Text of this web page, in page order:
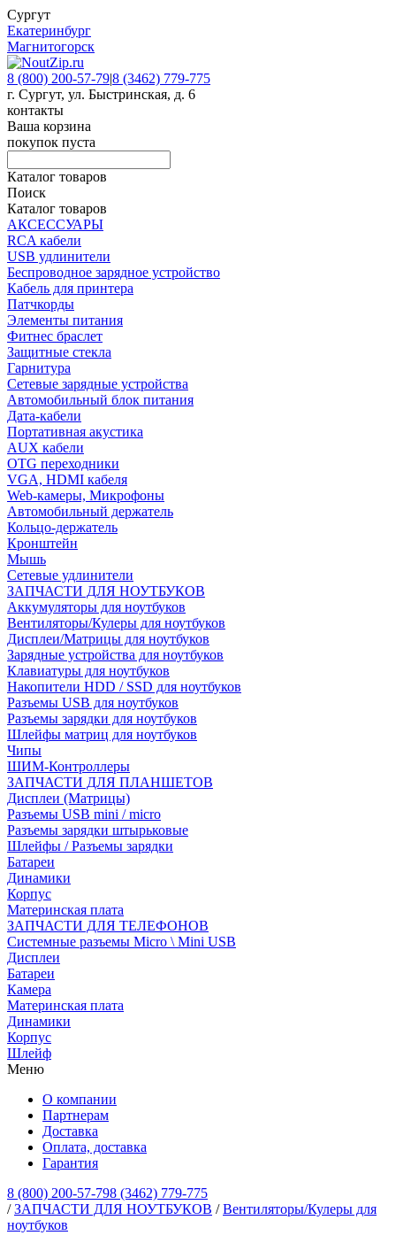
Сургут
Екатеринбург
Магнитогорск
8 (800) 200-57-79|8 (3462) 779-775
г. Сургут, ул. Быстринская, д. 6
контакты
Ваша корзина
покупок пуста
Каталог товаров
Поиск
Каталог товаров
АКСЕССУАРЫ
RCA кабели
USB удлинители
Беспроводное зарядное устройство
Кабель для принтера
Патчкорды
Элементы питания
Фитнес браслет
Защитные стекла
Гарнитура
Сетевые зарядные устройства
Автомобильный блок питания
Дата-кабели
Портативная акустика
AUX кабели
OTG переходники
VGA, HDMI кабеля
Web-камеры, Микрофоны
Автомобильный держатель
Кольцо-держатель
Кронштейн
Мышь
Сетевые удлинители
ЗАПЧАСТИ ДЛЯ НОУТБУКОВ
Аккумуляторы для ноутбуков
Вентиляторы/Кулеры для ноутбуков
Дисплеи/Матрицы для ноутбуков
Зарядные устройства для ноутбуков
Клавиатуры для ноутбуков
Накопители HDD / SSD для ноутбуков
Разъемы USB для ноутбуков
Разъемы зарядки для ноутбуков
Шлейфы матриц для ноутбуков
Чипы
ШИМ-Контроллеры
ЗАПЧАСТИ ДЛЯ ПЛАНШЕТОВ
Дисплеи (Матрицы)
Разъемы USB mini / micro
Разъемы зарядки штырьковые
Шлейфы / Разъемы зарядки
Батареи
Динамики
Корпус
Материнская плата
ЗАПЧАСТИ ДЛЯ ТЕЛЕФОНОВ
Системные разъемы Micro \ Mini USB
Дисплеи
Батареи
Камера
Материнская плата
Динамики
Корпус
Шлейф
Меню
О компании
Партнерам
Доставка
Оплата, доставка
Гарантия
8 (800) 200-57-798 (3462) 779-775
/ЗАПЧАСТИ ДЛЯ НОУТБУКОВ /Вентиляторы/Кулеры для
ноутбуков